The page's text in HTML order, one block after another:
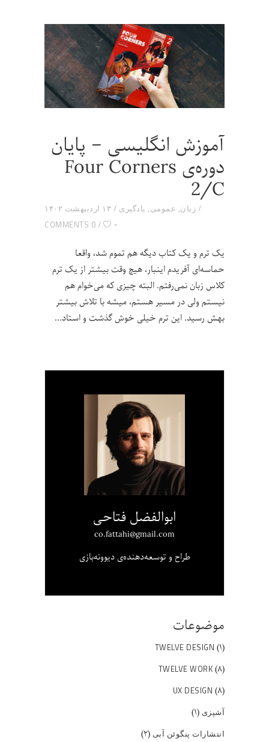
آموزش انگلیسی – پایان
دوره‌ی Four Corners
2/C
۱۳ اردیبهشت ۱۴۰۲ زبان, عمومی, یادگیری
0 COMMENTS
۰
یک ترم و یک کتاب دیگه هم تموم شد، واقعا
حماسه‌ای آفریدم اینبار، هیچ وقت بیشتر از یک ترم
کلاس زبان نمی‌رفتم. البته چیزی که می‌خوام هم
نیستم ولی در مسیر هستم، میشه با تلاش بیشتر
بهش رسید. این ترم خیلی خوش گذشت و استاد
ابوالفضل فتاحی
co.fattahi@gmail.com
طراح و توسعه‌دهنده‌ی دیوونه‌بازی
موضوعات
TWELVE DESIGN (۱)
TWELVE WORK (۸)
UX DESIGN (۸)
آشپزی (۱)
انتشارات پنگوئن آبی (۲)